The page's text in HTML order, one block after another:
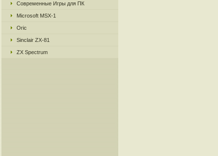
Современные Игры для ПК
Microsoft MSX-1
Oric
Sinclair ZX-81
ZX Spectrum